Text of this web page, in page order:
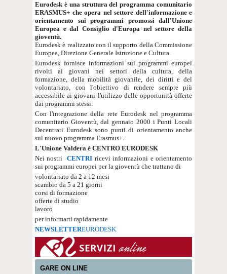
Eurodesk è una struttura del programma comunitario
ERASMUS+ che opera nel settore dell'informazione e
orientamento sui programmi promossi dall'Unione
Europea e dal Consiglio d'Europa nel settore della
gioventù.
Eurodesk è realizzato con il supporto della Commissione
Europea, Direzione Generale Istruzione e Cultura.
Eurodesk fornisce informazioni sui programmi europei
rivolti ai giovani nei settori della cultura, della
formazione, della mobilità giovanile, dei diritti e del
volontariato, con l'obiettivo di rendere sempre più
accessibile ai giovani l'utilizzo delle opportunità offerte
dai programmi stessi.
Con l'integrazione della rete Eurodesk nel programma
comunitario Gioventù, dal gennaio 2000 i Punti Locali
Decentrati Eurodesk sono punti di orientamento anche
sul nuovo programma Erasmus+.
L'Unione Valdera è CENTRO EURODESK
Nei nostriCENTRI ricevi informazioni e orientamento
sui programmi europei per la gioventù che trattano di
volontariato da 2 a 12 mesi
scambio da 5 a 21 giorni
corsi di formazione
offerte di studio
lavoro
per informarti rapidamente
NEWSLETTEREURODESK
GARE ON LINE